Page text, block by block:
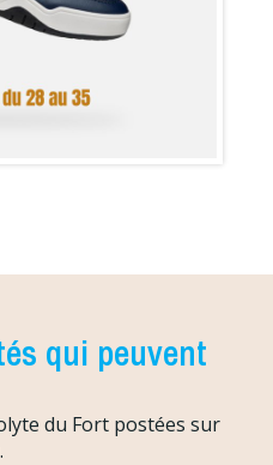
qui peuvent
du Fort postées sur